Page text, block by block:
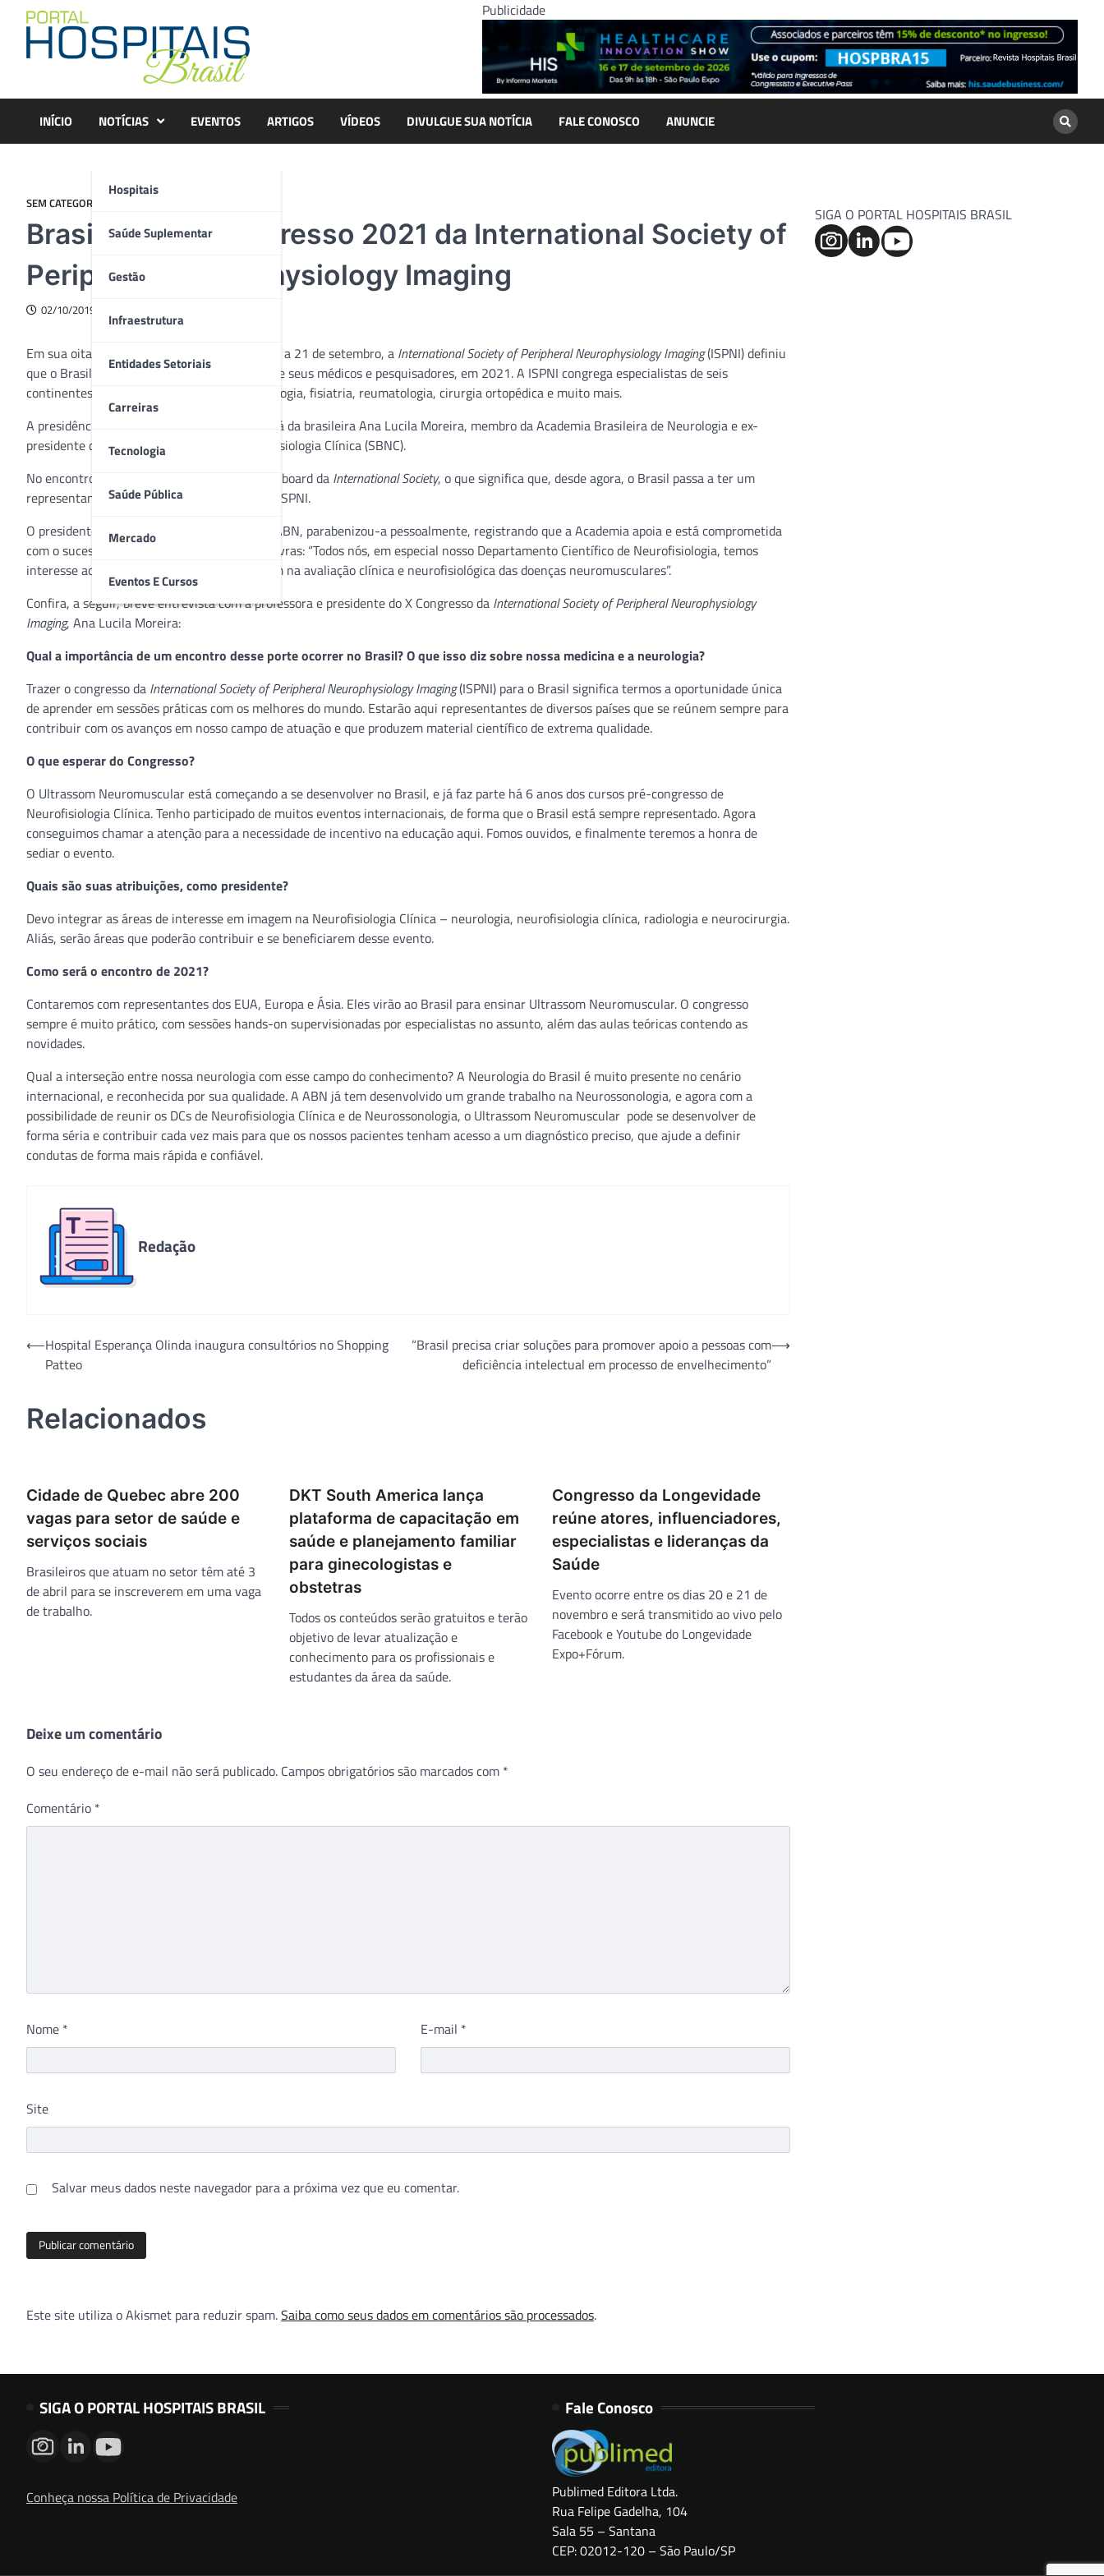
content
Publicidade
INÍCIO NOTÍCIAS
Hospitais
Saúde Suplementar
Gestão
Infraestrutura
Entidades Setoriais
Carreiras
Tecnologia
Saúde Pública
Mercado
Eventos E Cursos
EVENTOS ARTIGOS VÍDEOS DIVULGUE SUA NOTÍCIA FALE CONOSCO ANUNCIE
SEM CATEGORIA
Brasil sediará congresso 2021 da International Society of
Peripheral Neurophysiology Imaging
02/10/2019
Em sua oitava edição, em Trieste, Itália, de 19 a 21 de setembro, a International Society of Peripheral Neurophysiology Imaging(ISPNI) definiu
que o Brasil sediará a décima reunião anual de seus médicos e pesquisadores, em 2021. A ISPNI congrega especialistas de seis
continentes em áreas como neurologia, radiologia, fisiatria, reumatologia, cirurgia ortopédica e muito mais.
A presidência do encontro ficará em casa, será da brasileira Ana Lucila Moreira, membro da Academia Brasileira de Neurologia e ex-
presidente da Sociedade Brasileira de Neurofisiologia Clínica (SBNC).
No encontro, em Trieste, Ana foi eleita para o board da International Society, o que significa que, desde agora, o Brasil passa a ter um
representante oficial no Comitê Científico da ISPNI.
O presidente Gilmar Prado, representando a ABN, parabenizou-a pessoalmente, registrando que a Academia apoia e está comprometida
com o sucesso da reunião 2021. Eis suas palavras: “Todos nós, em especial nosso Departamento Científico de Neurofisiologia, temos
interesse acadêmico na integração da imagem na avaliação clínica e neurofisiológica das doenças neuromusculares”.
Confira, a seguir, breve entrevista com a professora e presidente do X Congresso da International Society of Peripheral Neurophysiology
Imaging, Ana Lucila Moreira:
Qual a importância de um encontro desse porte ocorrer no Brasil? O que isso diz sobre nossa medicina e a neurologia?
Trazer o congresso da International Society of Peripheral Neurophysiology Imaging(ISPNI) para o Brasil significa termos a oportunidade única
de aprender em sessões práticas com os melhores do mundo. Estarão aqui representantes de diversos países que se reúnem sempre para
contribuir com os avanços em nosso campo de atuação e que produzem material científico de extrema qualidade.
O que esperar do Congresso?
O Ultrassom Neuromuscular está começando a se desenvolver no Brasil, e já faz parte há 6 anos dos cursos pré-congresso de
Neurofisiologia Clínica. Tenho participado de muitos eventos internacionais, de forma que o Brasil está sempre representado. Agora
conseguimos chamar a atenção para a necessidade de incentivo na educação aqui. Fomos ouvidos, e finalmente teremos a honra de
sediar o evento.
Quais são suas atribuições, como presidente?
Devo integrar as áreas de interesse em imagem na Neurofisiologia Clínica – neurologia, neurofisiologia clínica, radiologia e neurocirurgia.
Aliás, serão áreas que poderão contribuir e se beneficiarem desse evento.
Como será o encontro de 2021?
Contaremos com representantes dos EUA, Europa e Ásia. Eles virão ao Brasil para ensinar Ultrassom Neuromuscular. O congresso
sempre é muito prático, com sessões hands-on supervisionadas por especialistas no assunto, além das aulas teóricas contendo as
novidades.
Qual a interseção entre nossa neurologia com esse campo do conhecimento? A Neurologia do Brasil é muito presente no cenário
internacional, e reconhecida por sua qualidade. A ABN já tem desenvolvido um grande trabalho na Neurossonologia, e agora com a
possibilidade de reunir os DCs de Neurofisiologia Clínica e de Neurossonologia, o Ultrassom Neuromuscular pode se desenvolver de
forma séria e contribuir cada vez mais para que os nossos pacientes tenham acesso a um diagnóstico preciso, que ajude a definir
condutas de forma mais rápida e confiável.
Redação
Navegação
⟵Hospital Esperança Olinda inaugura consultórios no Shopping
Patteo
“Brasil precisa criar soluções para promover apoio a pessoas com
deficiência intelectual em processo de envelhecimento”
⟶
Relacionados
Cidade de Quebec abre 200
vagas para setor de saúde e
serviços sociais
Brasileiros que atuam no setor têm até 3
de abril para se inscreverem em uma vaga
de trabalho.
DKT South America lança
plataforma de capacitação em
saúde e planejamento familiar
para ginecologistas e
obstetras
Todos os conteúdos serão gratuitos e terão
objetivo de levar atualização e
conhecimento para os profissionais e
estudantes da área da saúde.
Congresso da Longevidade
reúne atores, influenciadores,
especialistas e lideranças da
Saúde
Evento ocorre entre os dias 20 e 21 de
novembro e será transmitido ao vivo pelo
Facebook e Youtube do Longevidade
Expo+Fórum.
Deixe um comentário
O seu endereço de e-mail não será publicado. Campos obrigatórios são marcados com *
Comentário *
Nome * E-mail *
Site
Salvar meus dados neste navegador para a próxima vez que eu comentar.
Este site utiliza o Akismet para reduzir spam.Saiba como seus dados em comentários são processados.
SIGA O PORTAL HOSPITAIS BRASIL
SIGA O PORTAL HOSPITAIS BRASIL
Conheça nossa Política de Privacidade
Fale Conosco
Publimed Editora Ltda.
Rua Felipe Gadelha, 104
Sala 55 – Santana
CEP: 02012-120 – São Paulo/SP